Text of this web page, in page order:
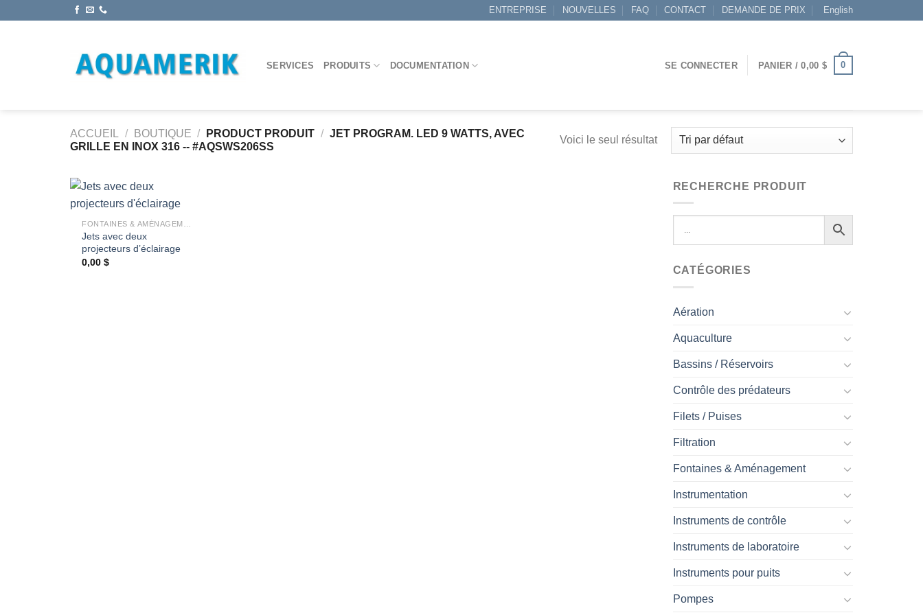
ENTREPRISE NOUVELLES FAQ CONTACT DEMANDE DE PRIX English
SERVICES PRODUITS DOCUMENTATION SE CONNECTER PANIER /0,00 $ 0
ACCUEIL / BOUTIQUE / PRODUCT PRODUIT / JET PROGRAM. LED 9 WATTS, AVEC
GRILLE EN INOX 316 -- #AQSWS206SS
Voici le seul résultat
à la
+
Jets avec deux
projecteurs d’éclairage
0,00$
RECHERCHE PRODUIT
CATÉGORIES
Aération
Aquaculture
Bassins / Réservoirs
Contrôle des prédateurs
Filets / Puises
Filtration
Fontaines & Aménagement
Instrumentation
Instruments de contrôle
Instruments de laboratoire
Instruments pour puits
Pompes